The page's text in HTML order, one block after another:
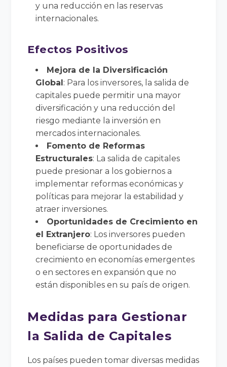
y una reducción en las reservas
internacionales.
Efectos Positivos
Mejora de la Diversificación
Global: Para los inversores, la salida de
capitales puede permitir una mayor
diversificación y una reducción del
riesgo mediante la inversión en
mercados internacionales.
Fomento de Reformas
Estructurales: La salida de capitales
puede presionar a los gobiernos a
implementar reformas económicas y
políticas para mejorar la estabilidad y
atraer inversiones.
Oportunidades de Crecimiento en
el Extranjero: Los inversores pueden
beneficiarse de oportunidades de
crecimiento en economías emergentes
o en sectores en expansión que no
están disponibles en su país de origen.
Medidas para Gestionar
la Salida de Capitales
Los países pueden tomar diversas medidas